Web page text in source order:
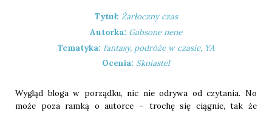
Tytuł: Żarłoczny czas
Autorka: Gabsone nene
Tematyka: fantasy, podróże w czasie, YA
Ocenia: Skoiastel
Wygląd bloga w porządku, nic nie odrywa od czytania. No
może poza ramką o autorce – trochę się ciągnie, tak że